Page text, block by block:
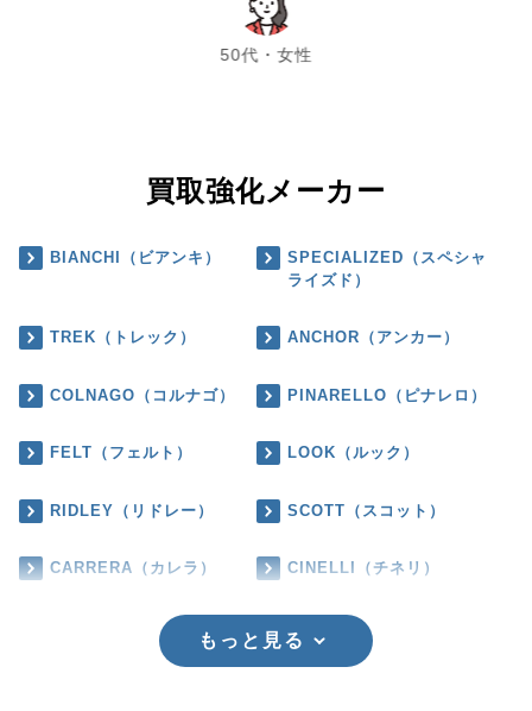
50代・女性
chevron_left chevron_right
買取強化メーカー
BIANCHI（ビアンキ）
SPECIALIZED（スペシャ
ライズド）
TREK（トレック） ANCHOR（アンカー）
COLNAGO（コルナゴ） PINARELLO（ピナレロ）
FELT（フェルト） LOOK（ルック）
RIDLEY（リドレー） SCOTT（スコット）
CARRERA（カレラ） CINELLI（チネリ）
もっと見る